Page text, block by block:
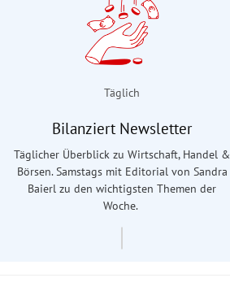
Täglich
Bilanziert Newsletter
Täglicher Überblick zu Wirtschaft, Handel &
Börsen. Samstags mit Editorial von Sandra
Baierl zu den wichtigsten Themen der
Woche.